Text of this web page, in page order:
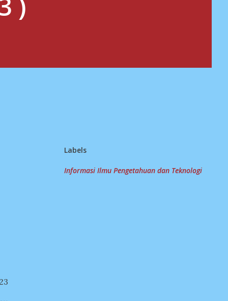
Labels
Informasi Ilmu Pengetahuan dan Teknologi